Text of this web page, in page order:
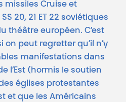
missiles Cruise et
20, 21 ET 22 soviétiques
théâtre européen. C’est
peut regretter qu’il n’y
manifestations dans
l’Est (hormis le soutien
églises protestantes
et que les Américains